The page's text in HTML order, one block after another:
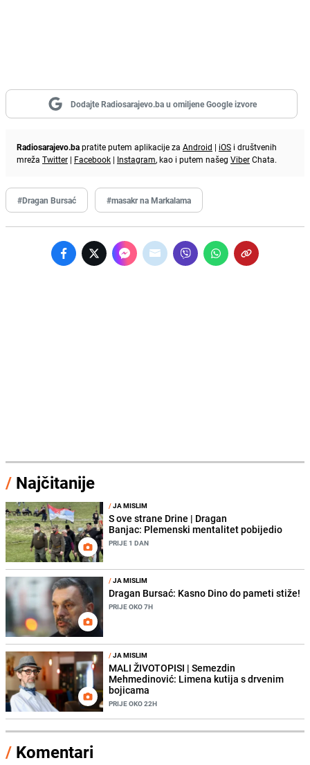
Dodajte Radiosarajevo.ba u omiljene Google izvore
Radiosarajevo.bapratite putem aplikacije za Android | iOS i društvenih
mreža Twitter | Facebook | Instagram, kao i putem našeg ViberChata.
#Dragan Bursać #masakr na Markalama
/ Najčitanije
/JA MISLIM
S ove strane Drine | Dragan
Banjac: Plemenski mentalitet pobijedio
PRIJE 1 DAN
/JA MISLIM
Dragan Bursać: Kasno Dino do pameti stiže!
PRIJE OKO 7H
/JA MISLIM
MALI ŽIVOTOPISI | Semezdin
Mehmedinović: Limena kutija s drvenim
bojicama
PRIJE OKO 22H
/ Komentari